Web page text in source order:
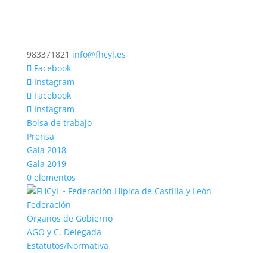
983371821 info@fhcyl.es
Facebook
Instagram
Facebook
Instagram
Bolsa de trabajo
Prensa
Gala 2018
Gala 2019
0 elementos
Federación
Órganos de Gobierno
AGO y C. Delegada
Estatutos/Normativa